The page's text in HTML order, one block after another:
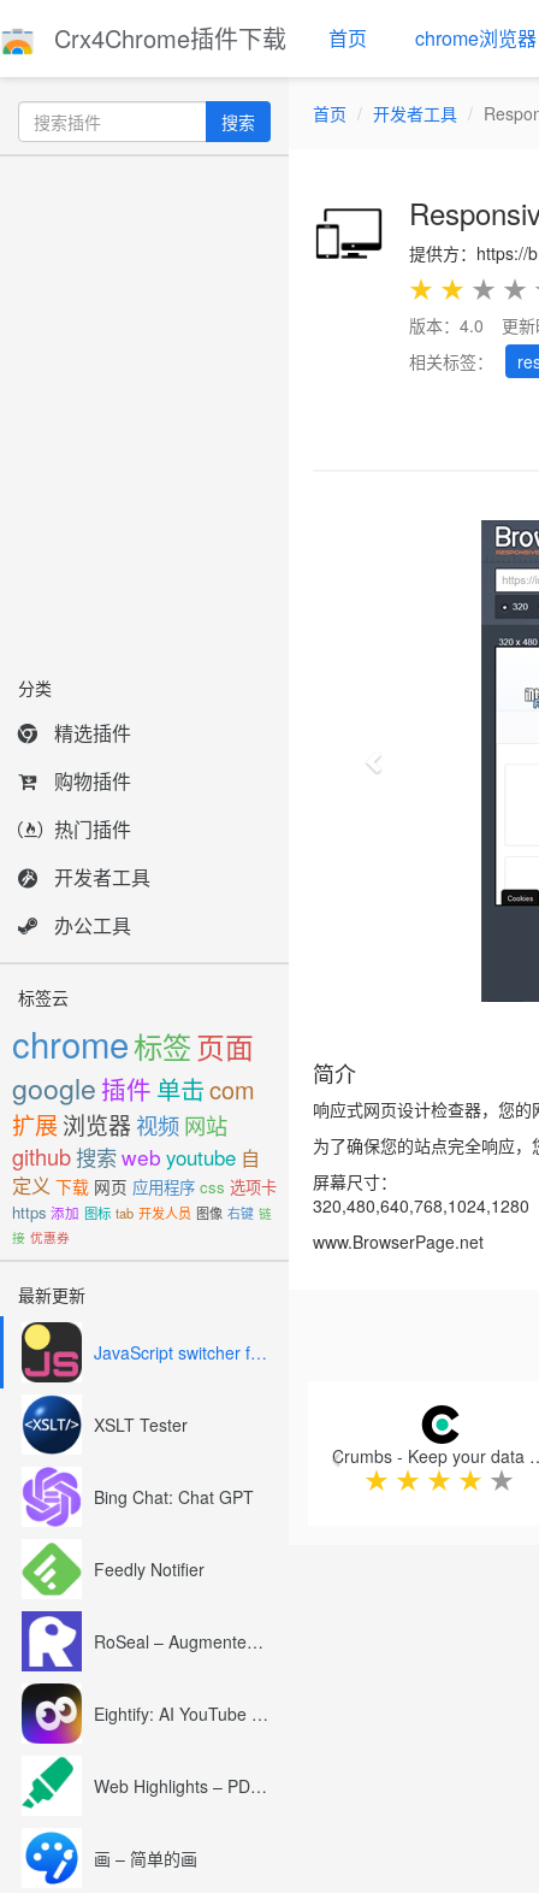
Crx4Chrome插件下载 首页 chrome浏览器
搜索
分类
精选插件
购物插件
热门插件
开发者工具
办公工具
标签云
chrome标签页面
google 插件 单击com
扩展浏览器 视频网站
github搜索web youtube 自
定义 下载 网页 应用程序 css 选项卡
https 添加 图标 tab 开发人员 图像 右键 链
接 优惠券
最新更新
JavaScript switcher for SEO and development
XSLT Tester
Bing Chat: Chat GPT
Feedly Notifier
RoSeal – Augmented Roblox Experience
Eightify: AI YouTube Summary with ChatGPT
Web Highlights – PDF & Web Highlighter
画 – 简单的画
首页 开发者工具
提供方：https://
★ ★ ★ ★
版本：4.0
更
相关标签：
简介
响应式网页设计检查器，您
为了确保您的站点完全响应
屏幕尺寸：
320,480,640,768,1024,1280
www.BrowserPage.net
Crumbs -
★ ★ ★ ★ ★